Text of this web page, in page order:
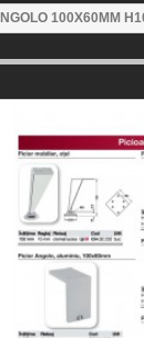
100X60MM